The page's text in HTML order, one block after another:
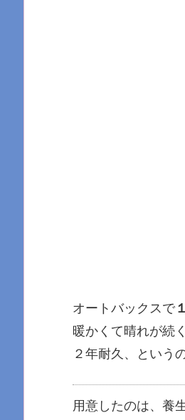
オートバックスで
暖かくて晴れが続
２年耐久、という
用意したのは、養